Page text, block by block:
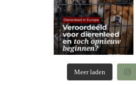
Meer laden